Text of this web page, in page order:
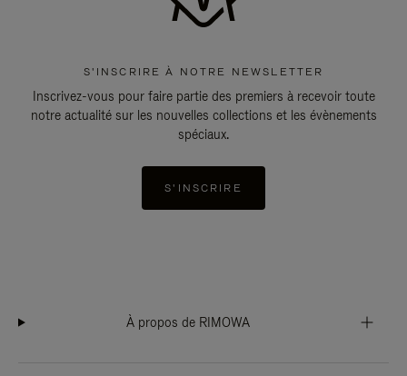
S'INSCRIRE À NOTRE NEWSLETTER
Inscrivez-vous pour faire partie des premiers à recevoir toute
notre actualité sur les nouvelles collections et les évènements
spéciaux.
S'INSCRIRE
À propos de RIMOWA